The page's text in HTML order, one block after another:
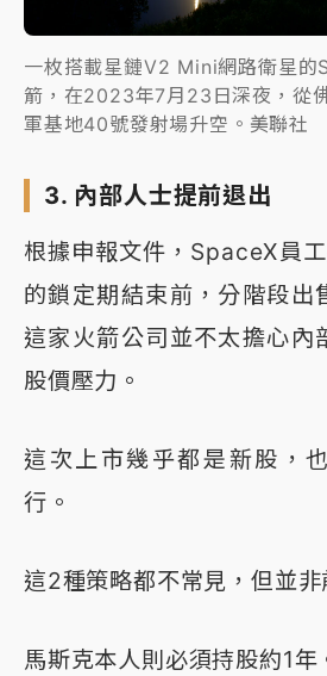
一枚搭載星鏈V2 Mini網路衛星
箭，在2023年7月23日深夜，從
軍基地40號發射場升空。美聯社
3. 內部人士提前退出
根據申報文件，SpaceX員
的鎖定期結束前，分階段出
這家火箭公司並不太擔心內
股價壓力。
這次上市幾乎都是新股，
行。
這2種策略都不常見，但並非
馬斯克本人則必須持股約1年